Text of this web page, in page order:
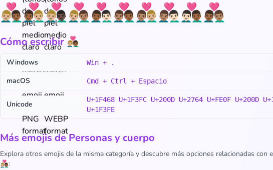
👨🏼‍❤️‍👨🏾👨🏾‍❤️‍👨🏼👨🏼‍❤️‍👨🏿👨🏼‍❤️‍👨🏽👨🏾‍❤️‍👨🏻👨🏽‍❤️‍👨🏾👨🏽‍❤️‍👨🏼👨🏽‍❤️‍👨🏻👨🏻‍❤️‍👨🏾👨🏾‍❤️‍👨🏽
Cómo escribir 👨🏼‍❤️‍👨🏾
Windows Win + .
macOS Cmd + Ctrl + Espacio
Unicode
U+1F468 U+1F3FC U+200D U+2764 U+FE0F U+200D
U+1F3FE
Más emojis de Personas y cuerpo
Explora otros emojis de la misma categoría y descubre más opciones relacionadas con
👨🏼‍❤️‍👨🏾: